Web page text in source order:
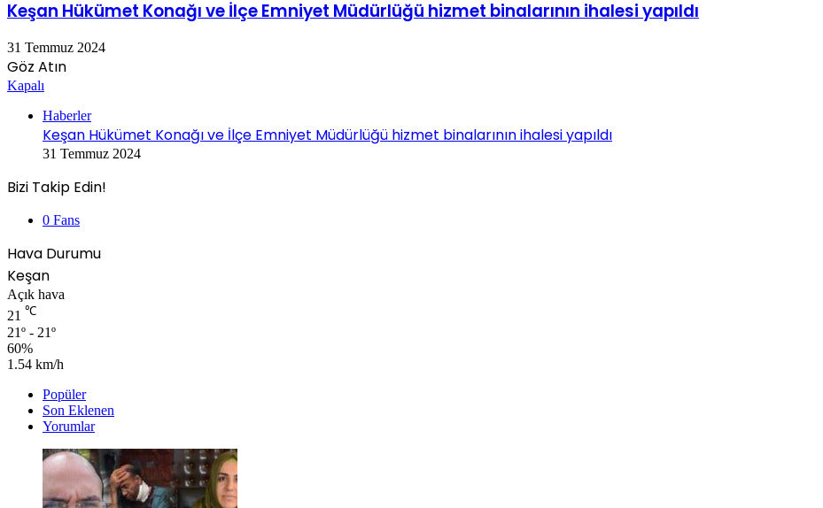
Keşan Hükümet Konağı ve İlçe Emniyet Müdürlüğü hizmet binalarının ihalesi yapıldı
31 Temmuz 2024
Göz Atın
Kapalı
Haberler
Keşan Hükümet Konağı ve İlçe Emniyet Müdürlüğü hizmet binalarının ihalesi yapıldı
31 Temmuz 2024
Bizi Takip Edin!
0 Fans
Hava Durumu
Keşan
Açık hava
21 ℃
21º - 21º
60%
1.54 km/h
Popüler
Son Eklenen
Yorumlar